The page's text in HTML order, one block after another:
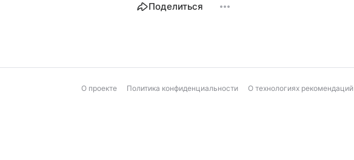
Поделиться
О проекте Политика конфиденциальности О технологиях рекомендаций